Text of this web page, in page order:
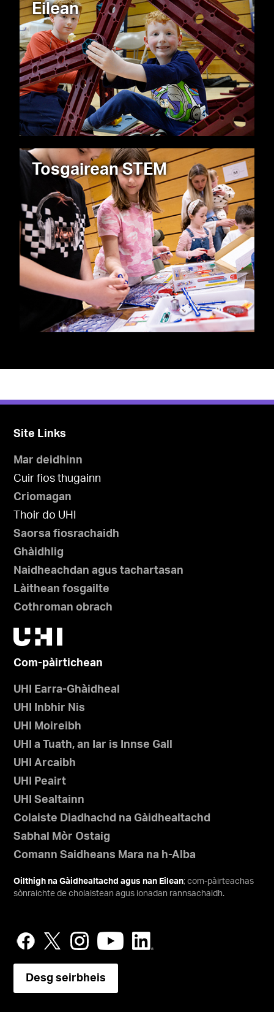
Eilean
Tosgairean STEM
Site Links
Mar deidhinn
Cuir fios thugainn
Criomagan
Thoir do UHI
Saorsa fiosrachaidh
Ghàidhlig
Naidheachdan agus tachartasan
Làithean fosgailte
Cothroman obrach
Com-pàirtichean
UHI Earra-Ghàidheal
UHI Inbhir Nis
UHI Moireibh
UHI a Tuath, an Iar is Innse Gall
UHI Arcaibh
UHI Peairt
UHI Sealtainn
Colaiste Diadhachd na Gàidhealtachd
Sabhal Mòr Ostaig
Comann Saidheans Mara na h-Alba
Oilthigh na Gàidhealtachd agus nan Eilean; com-pàirteachas
sònraichte de cholaistean agus ionadan rannsachaidh.
Desg seirbheis